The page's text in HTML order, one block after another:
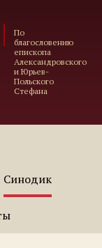
По
благословению
епископа
Александровского
и Юрьев-
Польского
Стефана
Синодик